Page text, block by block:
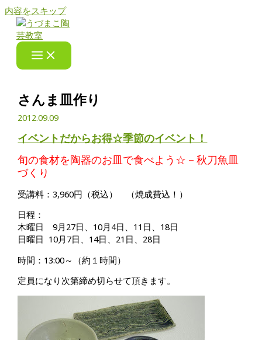
内容をスキップ
さんま皿作り
2012.09.09
イベントだからお得☆季節のイベント！
旬の食材を陶器のお皿で食べよう☆－秋刀魚皿
づくり
受講料：3,960円（税込） （焼成費込！）
日程：
木曜日 9月27日、10月4日、11日、18日
日曜日 10月7日、14日、21日、28日
時間：13:00～（約１時間）
定員になり次第締め切らせて頂きます。